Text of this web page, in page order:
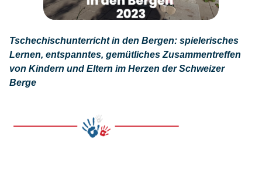
Tschechischunterricht in den Bergen: spielerisches
Lernen, entspanntes, gemütliches Zusammentreffen
von Kindern und Eltern im Herzen der Schweizer
Berge